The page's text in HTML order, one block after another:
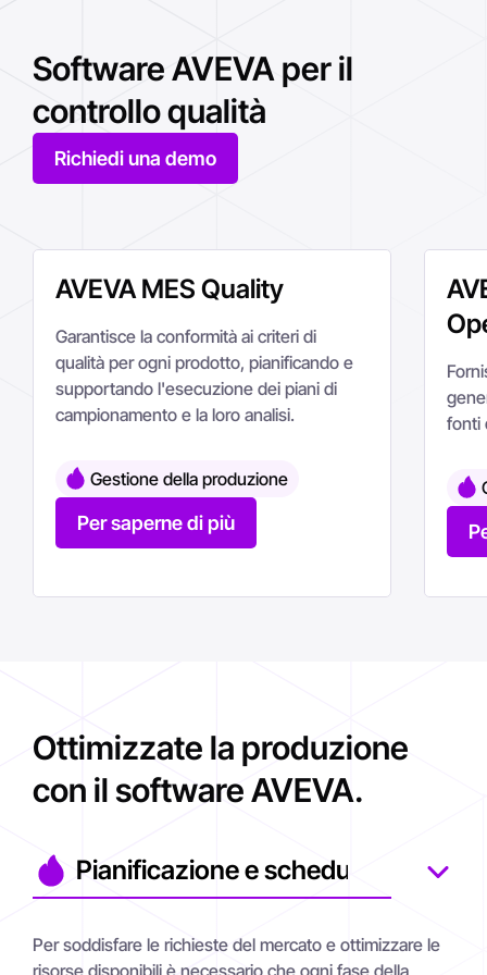
controllo.
fuori norma vengono evidenziate, consentendo
azioni correttive immediate.
Software AVEVA per il
controllo qualità
Richiedi una demo
AVEVA MES Quality
Garantisce la conformità ai criteri di
qualità per ogni prodotto, pianificando e
supportando l'esecuzione dei piani di
campionamento e la loro analisi.
Gestione della produzione
Per saperne di più
fonti
Ottimizzate la produzione
con il software AVEVA.
Per soddisfare le richieste del mercato e ottimizzare le
risorse disponibili è necessario che ogni fase della
Le persone sono un fattore chiave negli ambienti di
Il mondo manifatturiero ha sempre più bisogno di
Le operazioni industriali sono caratterizzate da un
La gestione degli ordini di produzione rappresenta una